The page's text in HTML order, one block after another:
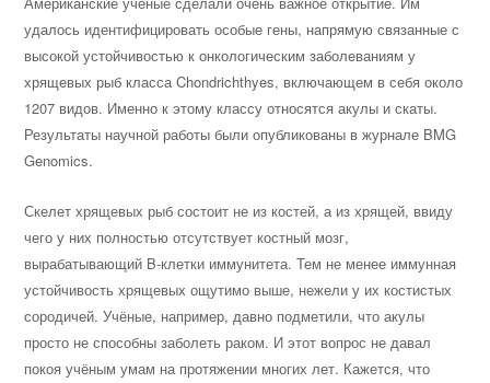
удалось идентифицировать особые гены, напрямую связанные с
высокой устойчивостью к онкологическим заболеваниям у
хрящевых рыб класса Chondrichthyes, включающем в себя около
1207 видов. Именно к этому классу относятся акулы искаты.
Результаты научной работы были опубликованы в журнале BMG
Genomics.
Скелет хрящевых рыб состоит не из костей, а из хрящей, ввиду
чего у них полностью отсутствует костный мозг,
вырабатывающий B-клетки иммунитета. Тем не менее иммунная
устойчивость хрящевых ощутимо выше, нежели у их костистых
сородичей. Учёные, например, давно подметили, что акулы
просто не способны заболеть раком. И этот вопрос не давал
покоя учёным умам на протяжении многих лет. Кажется, что